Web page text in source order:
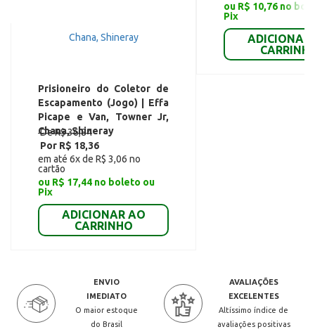
Prisioneiro do Coletor de
Escapamento (Jogo) | Effa
Picape e Van, Towner Jr,
Chana, Shineray
De R$ 36,84
Por R$ 18,36
em até 6x de R$ 3,06 no
cartão
ou R$ 17,44 no boleto ou
Pix
ADICIONAR AO
CARRINHO
ou R$ 10,76 no
Pix
ADICIONAR
ENVIO
IMEDIATO
O maior estoque
do Brasil
AVALIAÇÕES
EXCELENTES
Altíssimo índice de
avaliações positivas